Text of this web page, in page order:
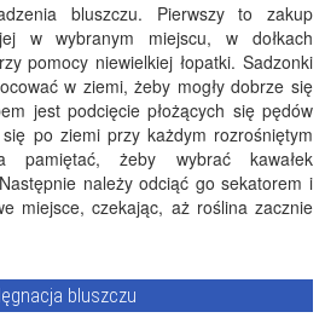
bluszczu. Pierwszy to zakup
w wybranym miejscu, w dołkach
pomocy niewielkiej łopatki. Sadzonki
w ziemi, żeby mogły dobrze się
jest podcięcie płożących się pędów
po ziemi przy każdym rozrośniętym
pamiętać, żeby wybrać kawałek
należy odciąć go sekatorem i
miejsce, czekając, aż roślina zacznie
bluszczu